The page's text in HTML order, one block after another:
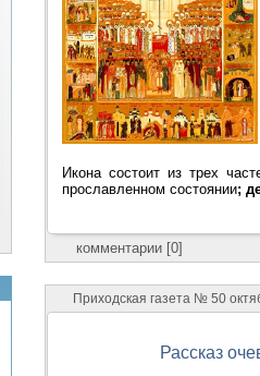
Икона состоит из трех
прославленном состоянии;
комментарии [0]
Приходская газета № 50
Рассказ